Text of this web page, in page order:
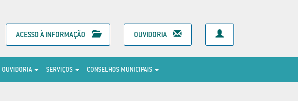
ACESSO À INFORMAÇÃO OUVIDORIA
OUVIDORIA SERVIÇOS CONSELHOS MUNICIPAIS